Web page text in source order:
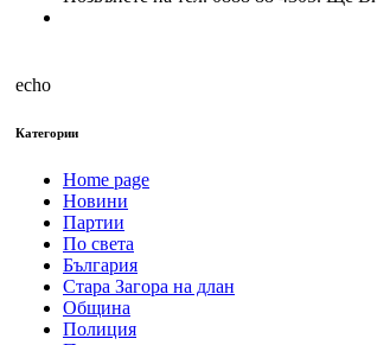
echo
Категории
Home page
Новини
Партии
По света
България
Стара Загора на длан
Община
Полиция